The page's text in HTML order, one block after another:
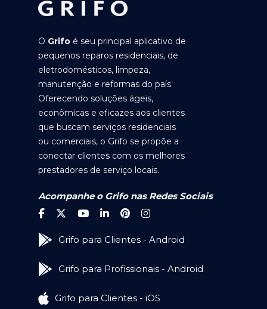
O Grifo é seu principal aplicativo de
pequenos reparos residenciais, de
eletrodomésticos, limpeza,
manutenção e reformas do país.
Oferecendo soluções ágeis,
econômicas e eficazes aos clientes
que buscam serviços residenciais
ou comerciais, o Grifo se propõe a
conectar clientes com os melhores
prestadores de serviço locais.
Acompanhe o Grifo nas Redes Sociais
Grifo para Clientes - Android
Grifo para Profissionais - Android
Grifo para Clientes - iOS